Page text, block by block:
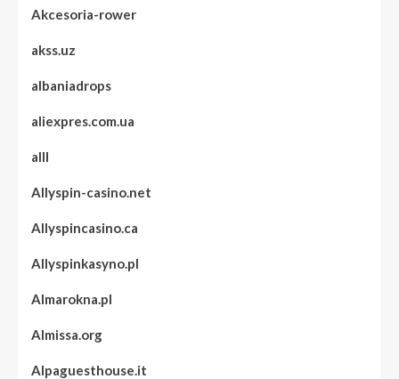
Akcesoria-rower
akss.uz
albaniadrops
aliexpres.com.ua
alll
Allyspin-casino.net
Allyspincasino.ca
Allyspinkasyno.pl
Almarokna.pl
Almissa.org
Alpaguesthouse.it